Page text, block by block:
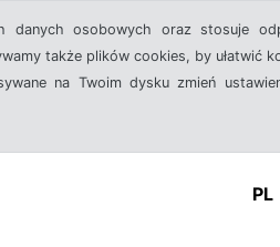
danych osobowych oraz stosuje
także plików cookies, by ułatwić
na Twoim dysku zmień
PL